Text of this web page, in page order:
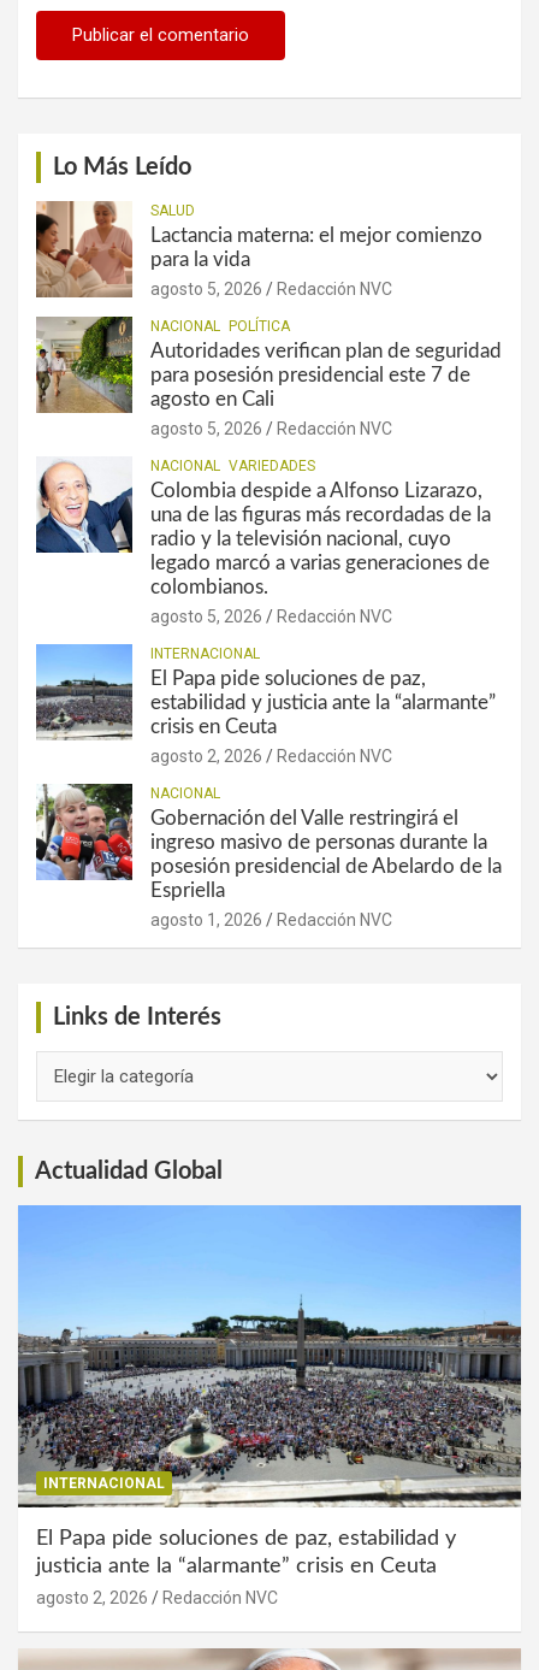
Lo Más Leído
SALUD
Lactancia materna: el mejor comienzo
para la vida
agosto 5, 2026 Redacción NVC
NACIONAL POLÍTICA
Autoridades verifican plan de seguridad
para posesión presidencial este 7 de
agosto en Cali
agosto 5, 2026 Redacción NVC
NACIONAL VARIEDADES
Colombia despide a Alfonso Lizarazo,
una de las figuras más recordadas de la
radio y la televisión nacional, cuyo
legado marcó a varias generaciones de
colombianos.
agosto 5, 2026 Redacción NVC
INTERNACIONAL
El Papa pide soluciones de paz,
estabilidad y justicia ante la “alarmante”
crisis en Ceuta
agosto 2, 2026 Redacción NVC
NACIONAL
Gobernación del Valle restringirá el
ingreso masivo de personas durante la
posesión presidencial de Abelardo de la
Espriella
agosto 1, 2026 Redacción NVC
Links de Interés
Actualidad Global
INTERNACIONAL
El Papa pide soluciones de paz, estabilidad y
justicia ante la “alarmante” crisis en Ceuta
agosto 2, 2026 Redacción NVC